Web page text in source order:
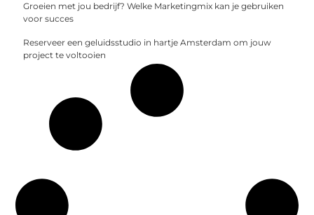
Groeien met jou bedrijf? Welke Marketingmix kan je gebruiken
voor succes
Reserveer een geluidsstudio in hartje Amsterdam om jouw
project te voltooien